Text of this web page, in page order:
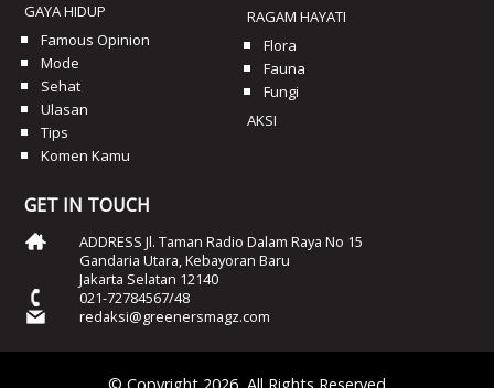
GAYA HIDUP
Famous Opinion
Mode
Sehat
Ulasan
Tips
Komen Kamu
RAGAM HAYATI
Flora
Fauna
Fungi
AKSI
GET IN TOUCH
ADDRESS Jl. Taman Radio Dalam Raya No 15
Gandaria Utara, Kebayoran Baru
Jakarta Selatan 12140
021-72784567/48
redaksi@greenersmagz.com
© Copyright 2026, All Rights Reserved